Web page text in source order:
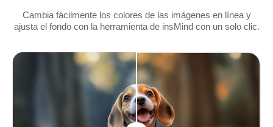
Cambia fácilmente los colores de las imágenes en línea y
ajusta el fondo con la herramienta de insMind con un solo clic.